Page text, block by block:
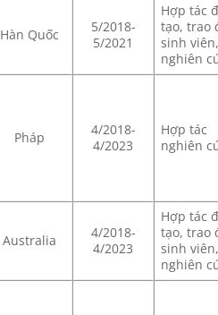
Hàn Quốc
5/2018-
5/2021
Hợp tác
tạo, trao
sinh
nghiên
Pháp
4/2018-
4/2023
Hợp tác
nghiên
Australia
4/2018-
4/2023
Hợp tác
tạo, trao
sinh
nghiên